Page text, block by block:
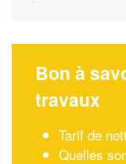
Bon à
travaux
Tarif de
Quelles